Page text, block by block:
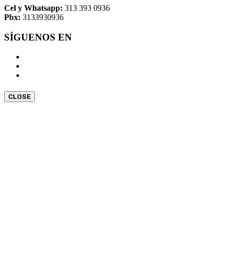
Cel y Whatsapp: 313 393 0936
Pbx: 3133930936
SÍGUENOS EN
CLOSE